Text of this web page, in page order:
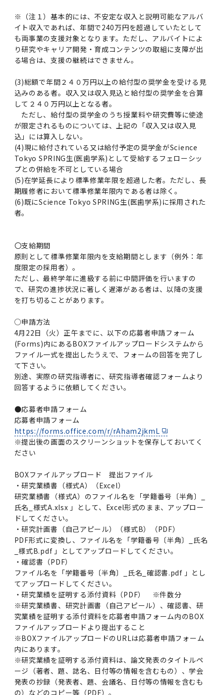
※（注１）基本的には、不安定な収入と説明可能なアルバ
イト収入であれば、年間で240万円を超過していたとして
も両事業の支援対象となります。ただし、アルバイトによ
り研究やキャリア開発・育成コンテンツの取組に支障が出
る場合は、支援の継続はできません。
(3)総額で年間２４０万円以上の給付型の奨学金を受ける見
込みのある者。収入又は収入見込と給付型の奨学金を合算
して２４０万円以上となる者。
ただし、給付型の奨学金のうち授業料や研究費等に使途
が限定されるものについては、上記の「収入又は収入見
込」には算入しない。
(4)現に給付されている又は給付予定の奨学金がScience
Tokyo SPRING生(医歯学系)として受給するフェローシッ
プとの併給を不可としている場合
(5)在学延長により標準修業年限を超過した者。ただし、長
期履修者において標準修業年限内である者は除く。
(6)既にScience Tokyo SPRING生(医歯学系)に採用された
者。
〇支給期間
原則として標準修業年限内を支給期間とします（例外：年
度限定の採用者）。
ただし、最終学年に進級する前に中間評価を行いますの
で、研究の進捗状況に著しく遅滞がある者は、以降の支援
を打ち切ることがあります。
○申請方法
4月22日（火）正午までに、以下の応募者申請フォーム
(Forms)内にあるBOXファイルアップロードシステムから
ファイル一式を提出したうえで、フォームの回答を完了し
て下さい。
別途、実際の研究指導者に、研究指導者確認フォームより
回答するように依頼してください。
●応募者申請フォーム
応募者申請フォーム
https://forms.office.com/r/rAham2jkmL
※提出後の画面のスクリーンショットを保存しておいてく
ださい
BOXファイルアップロード 提出ファイル
・研究業績書（様式A）（Excel）
研究業績書（様式A）のファイル名を「学籍番号〔半角〕_
氏名_様式A.xlsx 」として、Excel形式のまま、アップロー
ドしてください。
・研究計画書（自己アピール）（様式B）（PDF）
PDF形式に変換し、ファイル名を「学籍番号〔半角〕_氏名
_様式B.pdf 」としてアップロードしてください。
・確認書（PDF）
ファイル名を「学籍番号〔半角〕_氏名_確認書.pdf 」とし
てアップロードしてください。
・研究業績を証明する添付資料（PDF） ※件数分
※研究業績書、研究計画書（自己アピール）、確認書、研
究業績を証明する添付資料を応募者申請フォーム内のBOX
ファイルアップロードより提出すること
※BOXファイルアップロードのURLは応募者申請フォーム
内にあります。
※研究業績を証明する添付資料は、論文発表のタイトルペ
ージ（著者、題、誌名、日付等の情報を含むもの）、学会
発表の抄録（発表者、題、会議名、日付等の情報を含むも
の）などのコピー等（PDF）。